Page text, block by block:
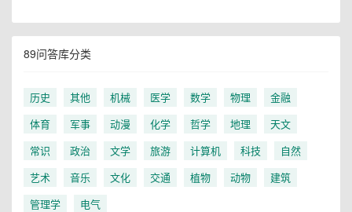
89问答库分类
历史 其他 机械 医学 数学 物理
金融
体育
军事 动漫 化学 哲学 地理
天文
常识
政治 文学 旅游 计算机 科技
自然
艺术
音乐 文化 交通 植物 动物
建筑
管理学
电气